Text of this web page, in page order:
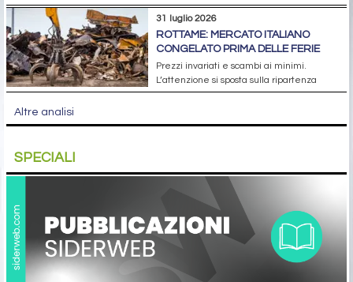
31 luglio 2026
ROTTAME: MERCATO ITALIANO
CONGELATO PRIMA DELLE FERIE
Prezzi invariati e scambi ai minimi.
L’attenzione si sposta sulla ripartenza
Altre analisi
SPECIALI